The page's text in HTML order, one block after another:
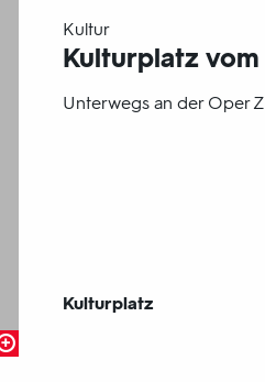
Kultur-
Kulturplatz vom
Unterwegs an der Oper
Sendungsbereich:
Kulturplatz